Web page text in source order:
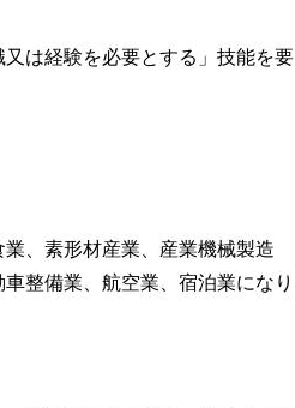
は経験を必要とする」技能を要
、素形材産業、産業機械製造
整備業、航空業、宿泊業になり